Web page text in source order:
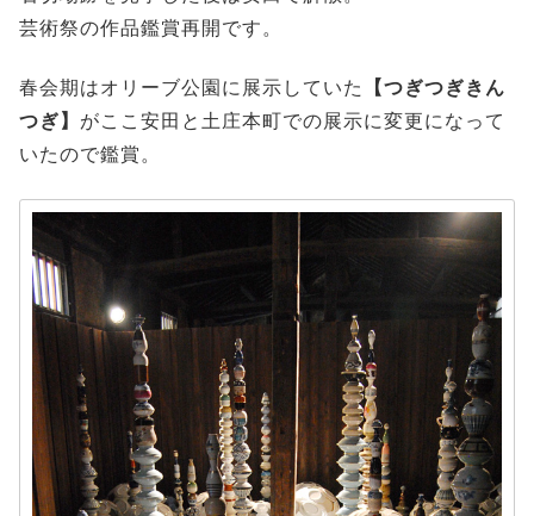
芸術祭の作品鑑賞再開です。
春会期はオリーブ公園に展示していた
【つぎつぎきん
つぎ】 がここ安田と土庄本町での展示に変更になって
いたので鑑賞。